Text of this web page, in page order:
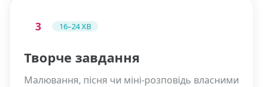
3 16–24 ХВ
Творче завдання
Малювання, пісня чи міні-розповідь власними